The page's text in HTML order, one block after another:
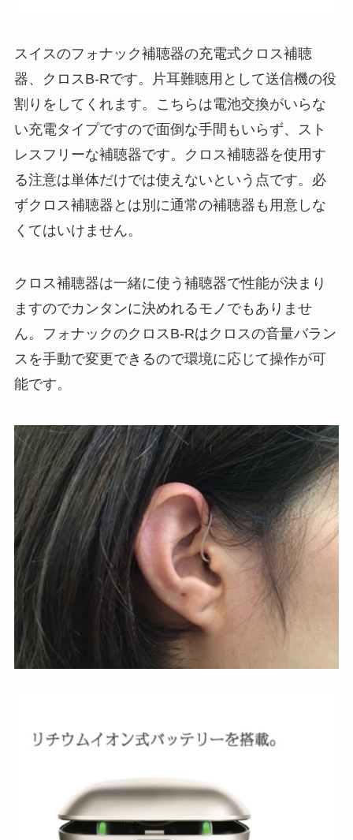
スイスのフォナック補聴器の充電式クロス補聴
器、クロスB-Rです。片耳難聴用として送信機の役
割りをしてくれます。こちらは電池交換がいらな
い充電タイプですので面倒な手間もいらず、スト
レスフリーな補聴器です。クロス補聴器を使用す
る注意は単体だけでは使えないという点です。必
ずクロス補聴器とは別に通常の補聴器も用意しな
くてはいけません。
クロス補聴器は一緒に使う補聴器で性能が決まり
ますのでカンタンに決めれるモノでもありませ
ん。フォナックのクロスB-Rはクロスの音量バラン
スを手動で変更できるので環境に応じて操作が可
能です。